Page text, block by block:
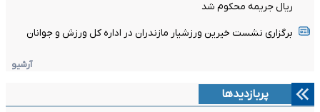
ریال جریمه محکوم شد
برگزاری نشست خیرین ورزشیار مازندران در اداره کل ورزش و جوانان
آرشیو
پربازدیدها